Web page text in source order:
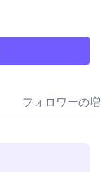
フォロワーの増加